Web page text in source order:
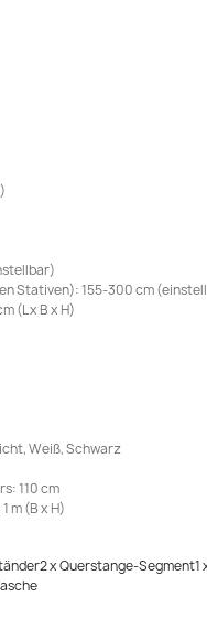
Stativen): 155-300 cm
(L x B x H)
Weiß, Schwarz
110 cm
m (B x H)
x Querstange-Segment1